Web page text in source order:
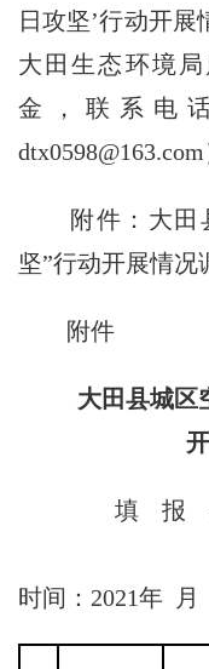
日攻坚’行动开
大田生态环境
金，联系电话
dtx0598@163.com
附件：大田县
坚”行动开展情况
附件
大田县城区
填报单
时间：2021年 月